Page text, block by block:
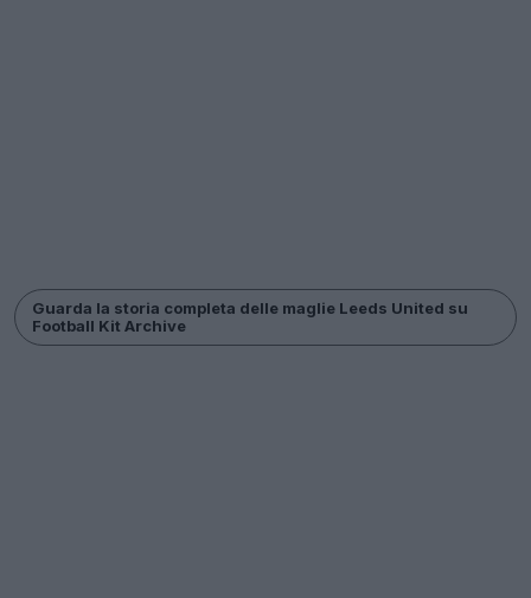
Guarda la storia completa delle maglie Leeds United su
Football Kit Archive